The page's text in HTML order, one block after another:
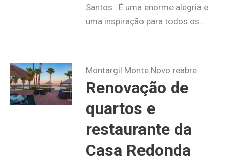
Santos . É uma enorme alegria e
uma inspiração para todos os…
Montargil Monte Novo reabre
Renovação de
quartos e
restaurante da
Casa Redonda